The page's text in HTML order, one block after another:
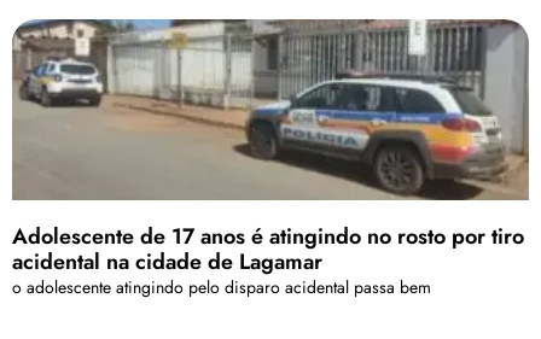
Adolescente de 17 anos é atingindo no rosto por tiro
acidental na cidade de Lagamar
o adolescente atingindo pelo disparo acidental passa bem